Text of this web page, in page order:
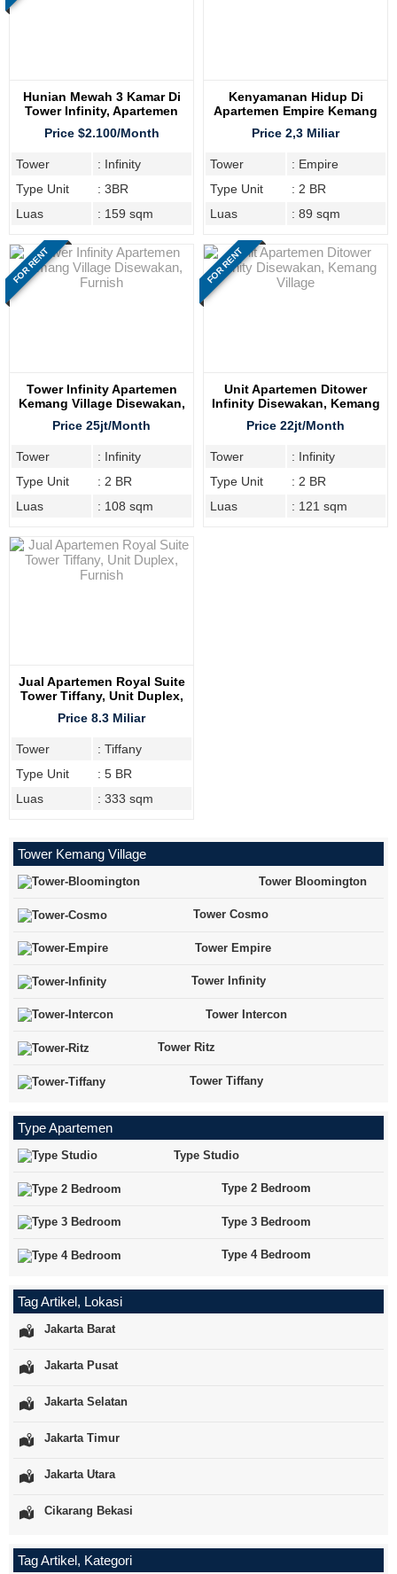
Hunian Mewah 3 Kamar Di
Tower Infinity, Apartemen
Kemang Village
Price $2.100/Month
Tower
: Infinity
Type Unit
: 3BR
Luas
: 159 sqm
Kenyamanan Hidup Di
Apartemen Empire Kemang
Price 2,3 Miliar
Tower
: Empire
Type Unit
: 2 BR
Luas
: 89 sqm
FOR RENT
Tower Infinity Apartemen
Kemang Village Disewakan,
Price 25jt/Month
Tower
: Infinity
Type Unit
: 2 BR
Luas
: 108 sqm
FOR RENT
Unit Apartemen Ditower
Infinity Disewakan, Kemang
Price 22jt/Month
Tower
: Infinity
Type Unit
: 2 BR
Luas
: 121 sqm
Jual Apartemen Royal Suite
Tower Tiffany, Unit Duplex,
Price 8.3 Miliar
Tower
: Tiffany
Type Unit
: 5 BR
Luas
: 333 sqm
Tower Kemang Village
Tower Bloomington
Tower Cosmo
Tower Empire
Tower Infinity
Tower Intercon
Tower Ritz
Tower Tiffany
Type Apartemen
Type Studio
Type 2 Bedroom
Type 3 Bedroom
Type 4 Bedroom
Tag Artikel, Lokasi
Jakarta Barat
Jakarta Pusat
Jakarta Selatan
Jakarta Timur
Jakarta Utara
Cikarang Bekasi
Tag Artikel, Kategori